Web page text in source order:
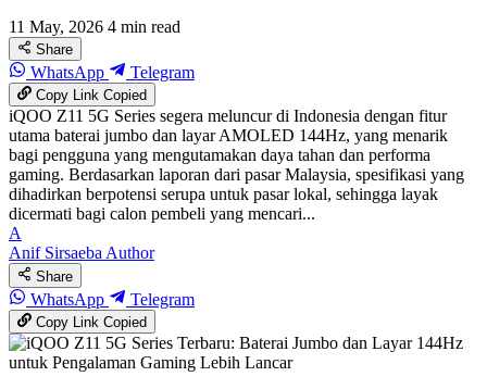
11 May, 2026 4 min read
Share
WhatsApp Telegram
Copy LinkCopied
iQOO Z11 5G Series segera meluncur di Indonesia dengan fitur
utama baterai jumbo dan layar AMOLED 144Hz, yang menarik
bagi pengguna yang mengutamakan daya tahan dan performa
gaming. Berdasarkan laporan dari pasar Malaysia, spesifikasi yang
dihadirkan berpotensi serupa untuk pasar lokal, sehingga layak
dicermati bagi calon pembeli yang mencari...
A
Anif SirsaebaAuthor
Share
WhatsApp Telegram
Copy LinkCopied